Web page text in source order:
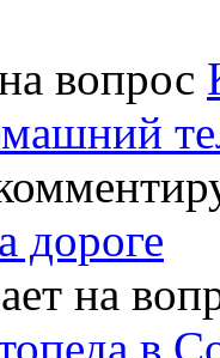
вопрос
дороге
на